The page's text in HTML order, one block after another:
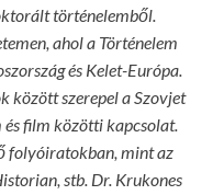
történelemből.
ahol a Történelem
és Kelet-Európa.
között szerepel a Szovjet
film közötti kapcsolat.
folyóiratokban, mint az
stb. Dr. Krukones